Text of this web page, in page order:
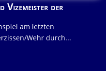
Vizemeister der
am letzten
Wehr durch...